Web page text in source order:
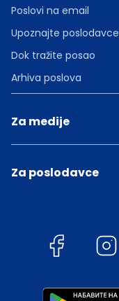
Poslovi na email
Upoznajte poslodavce
Dok tražite posao
Arhiva poslova
Za medije
Za poslodavce